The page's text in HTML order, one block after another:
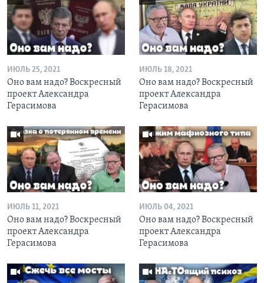
ИЮЛЬ 25, 2021
Оно вам надо? Воскресный
проект Александра
Герасимова
ИЮЛЬ 18, 2021
Оно вам надо? Воскресный
проект Александра
Герасимова
ИЮЛЬ 11, 2021
Оно вам надо? Воскресный
проект Александра
Герасимова
ИЮЛЬ 04, 2021
Оно вам надо? Воскресный
проект Александра
Герасимова